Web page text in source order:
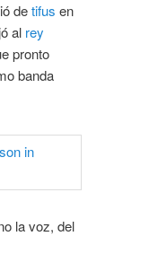
detifus en
al rey
pronto
banda
la voz, del